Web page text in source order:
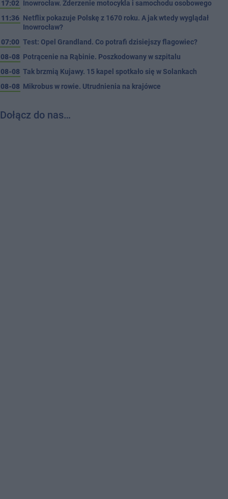
17:02 Inowrocław. Zderzenie motocykla i samochodu osobowego
11:36 Netflix pokazuje Polskę z 1670 roku. A jak wtedy wyglądał
Inowrocław?
07:00 Test: Opel Grandland. Co potrafi dzisiejszy flagowiec?
08-08 Potrącenie na Rąbinie. Poszkodowany w szpitalu
08-08 Tak brzmią Kujawy. 15 kapel spotkało się w Solankach
08-08 Mikrobus w rowie. Utrudnienia na krajówce
Dołącz do nas…